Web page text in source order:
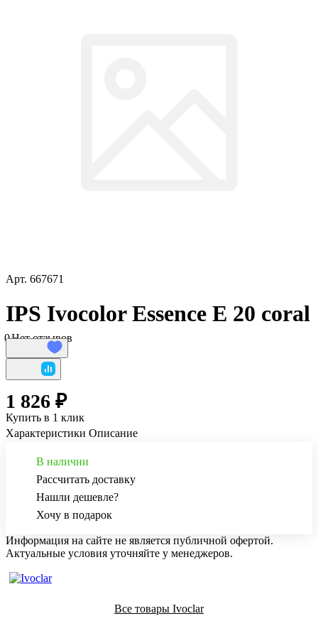
Арт. 667671
IPS Ivocolor Essence E 20 coral
0Нет отзывов
1 826 ₽
Купить в 1 клик
Характеристики Описание
В наличии
Рассчитать доставку
Нашли дешевле?
Хочу в подарок
Информация на сайте не является публичной офертой.
Актуальные условия уточняйте у менеджеров.
Все товары Ivoclar